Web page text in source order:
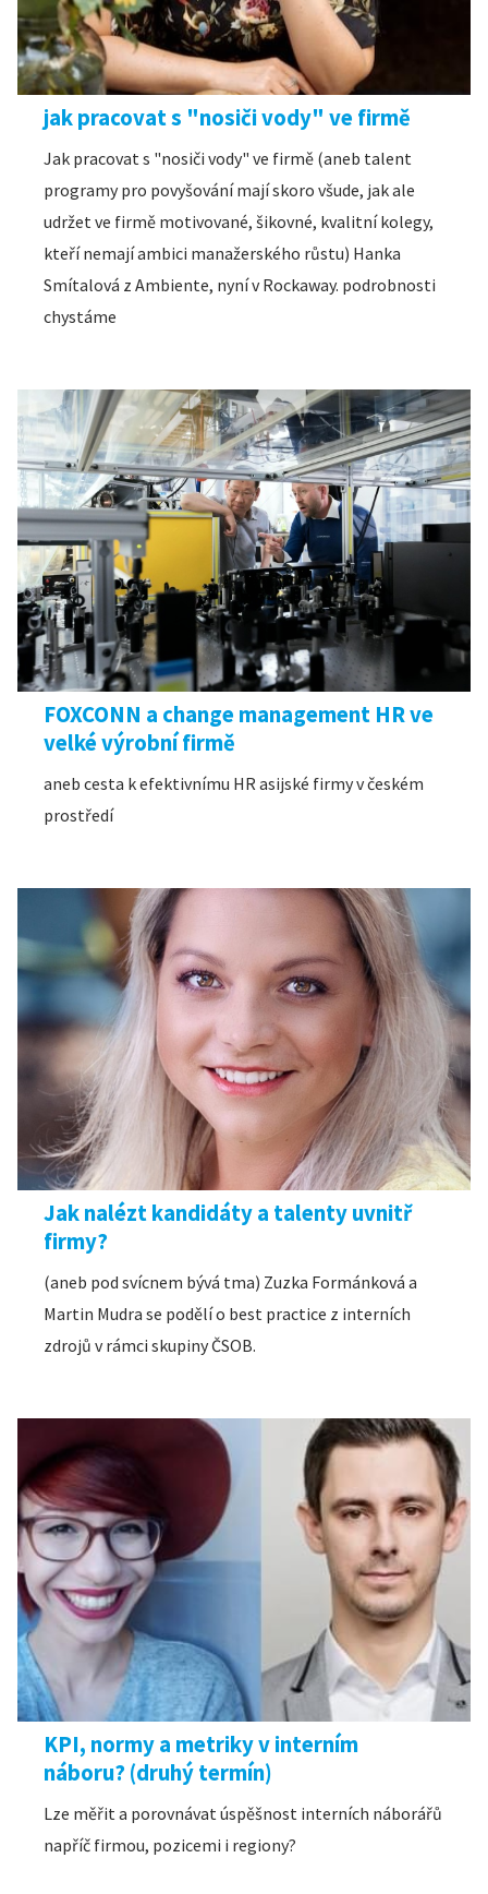
jak pracovat s "nosiči vody" ve firmě
Jak pracovat s "nosiči vody" ve firmě (aneb talent
programy pro povyšování mají skoro všude, jak ale
udržet ve firmě motivované, šikovné, kvalitní kolegy,
kteří nemají ambici manažerského růstu) Hanka
Smítalová z Ambiente, nyní v Rockaway. podrobnosti
chystáme
FOXCONN a change management HR ve
velké výrobní firmě
aneb cesta k efektivnímu HR asijské firmy v českém
prostředí
Jak nalézt kandidáty a talenty uvnitř
firmy?
(aneb pod svícnem bývá tma) Zuzka Formánková a
Martin Mudra se podělí o best practice z interních
zdrojů v rámci skupiny ČSOB.
KPI, normy a metriky v interním
náboru? (druhý termín)
Lze měřit a porovnávat úspěšnost interních náborářů
napříč firmou, pozicemi i regiony?